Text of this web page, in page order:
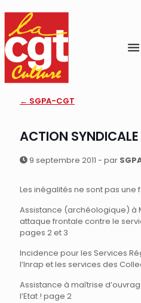
← SGPA-CGT
ACTION SYNDICALE
9 septembre 2011 - par
Les inégalités ne sont pas une
Assistance (archéologique) à
attaque frontale contre le
pages 2 et 3
Incidence pour les Services
l’Inrap et les services des
Assistance à maîtrise
l’Etat ! page 2